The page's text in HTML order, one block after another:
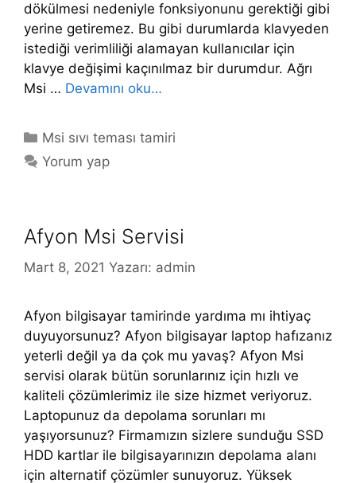
dökülmesi nedeniyle fonksiyonunu gerektiği gibi
yerine getiremez. Bu gibi durumlarda klavyeden
istediği verimliliği alamayan kullanıcılar için
klavye değişimi kaçınılmaz bir durumdur. Ağrı
Msi … Devamını oku…
Kategoriler
Msi sıvı teması tamiri
Yorum yap
Afyon Msi Servisi
Mart 8, 2021 Yazarı: admin
Afyon bilgisayar tamirinde yardıma mı ihtiyaç
duyuyorsunuz? Afyon bilgisayar laptop hafızanız
yeterli değil ya da çok mu yavaş? Afyon Msi
servisi olarak bütün sorunlarınız için hızlı ve
kaliteli çözümlerimiz ile size hizmet veriyoruz.
Laptopunuz da depolama sorunları mı
yaşıyorsunuz? Firmamızın sizlere sunduğu SSD
HDD kartlar ile bilgisayarınızın depolama alanı
için alternatif çözümler sunuyoruz. Yüksek